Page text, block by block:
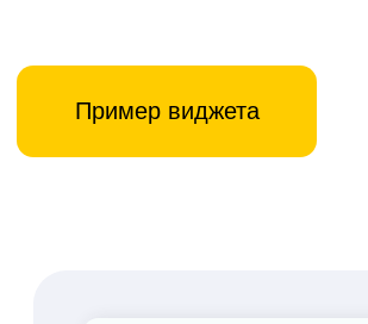
одном месте